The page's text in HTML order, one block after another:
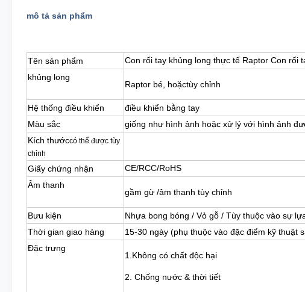
mô tả sản phẩm
Tên sản phẩm
Con rối tay khủng long thực tế Raptor Con rối
khủng long
Raptor bé, hoặctùy chỉnh
Hệ thống điều khiển
điều khiển bằng tay
Màu sắc
giống như hình ảnh hoặc xử lý với hình ảnh
Kích thướccó thể được tùy
chỉnh
Giấy chứng nhận
CE/RCC/RoHS
Âm thanh
gầm gừ /âm thanh tùy chỉnh
Bưu kiện
Nhựa bong bóng / Vỏ gỗ / Tùy thuộc vào sự
Thời gian giao hàng
15-30 ngày (phụ thuộc vào đặc điểm kỹ thuật
Đặc trưng
1.Không có chất độc hại
2. Chống nước & thời tiết